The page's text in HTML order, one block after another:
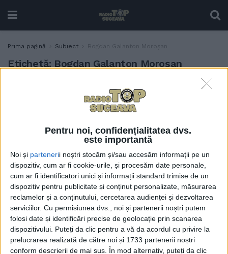
Pentru noi, confidențialitatea dvs.
este importantă
Noi și partenerii noștri stocăm și/sau accesăm informații pe un
dispozitiv, cum ar fi cookie-urile, și procesăm date personale,
cum ar fi identificatori unici și informații standard trimise de un
dispozitiv pentru publicitate și conținut personalizate, măsurarea
reclamelor și a conținutului, cercetarea audienței și dezvoltarea
serviciilor. Cu permisiunea dvs., noi și partenerii noștri putem
folosi date și identificări precise de geolocație prin scanarea
dispozitivului. Puteți da clic pentru a vă da acordul cu privire la
prelucrarea realizată de către noi și 1733 partenerii noștri
conform descrierii de mai sus. În mod alternativ, puteți da clic
Prima pagină Subiect Bogdan Galanton Moroșan
Etichetă: Bogdan Galanton Moroșan
Dublă lansare de carte, post-
mortem, Bogdan Galanton
Moroșan. Președintele SSB,
Bogdan Galanton Moroșan,
un om cald, un om care
mereu a fost interesat de
ceea ce înseamnă
omenescul, omenia și binele
pe care l-a pus întotdeauna
în practică
22 MAI, 2024